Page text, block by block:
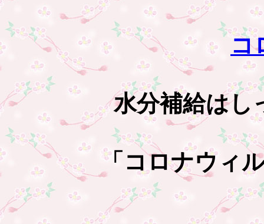
コ
水分補給はし
「コロナウィ